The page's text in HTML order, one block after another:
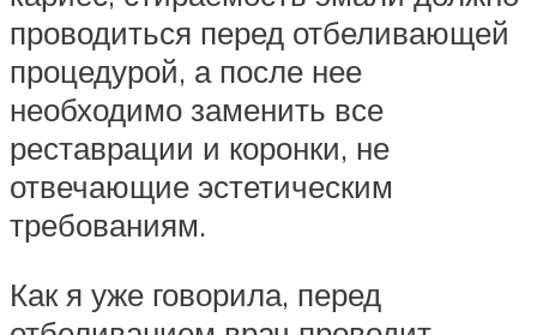
проводиться перед отбеливающей
процедурой, а после нее
необходимо заменить все
реставрации и коронки, не
отвечающие эстетическим
требованиям.
Как я уже говорила, перед